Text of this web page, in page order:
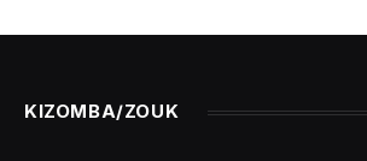
KIZOMBA/ZOUK